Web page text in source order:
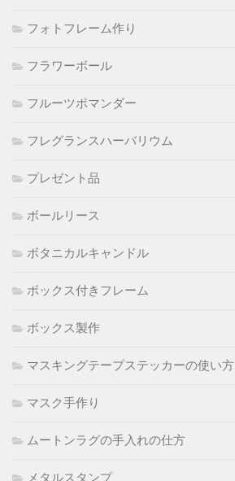
フォトフレーム作り
フラワーボール
フルーツポマンダー
フレグランスハーバリウム
プレゼント品
ボールリース
ボタニカルキャンドル
ボックス付きフレーム
ボックス製作
マスキングテープステッカーの使い方
マスク手作り
ムートンラグの手入れの仕方
メタルスタンプ